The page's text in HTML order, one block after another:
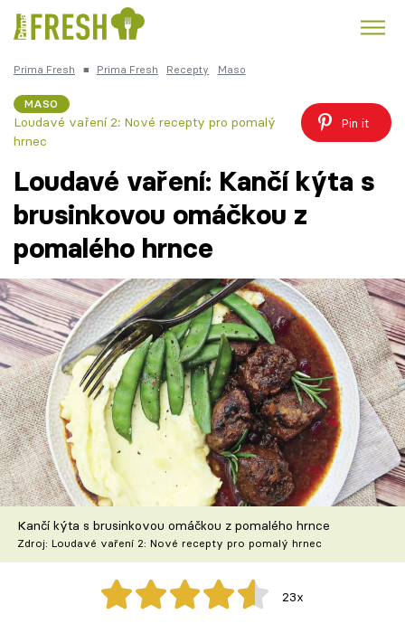
Česká kuchyně Čokoláda
Témata
Recepty
Články
TV Program
Škola vaření
Recepty z TV
Speciál: Cuketa
Těhotnej kuchař
Sledujte prima+
Prima Fresh ■ Prima Fresh Recepty Maso
MASO
Loudavé vaření 2: Nové recepty pro pomalý
hrnec
Pin it
Loudavé vaření: Kančí kýta s
brusinkovou omáčkou z
pomalého hrnce
Kančí kýta s brusinkovou omáčkou z pomalého hrnce
Zdroj: Loudavé vaření 2: Nové recepty pro pomalý hrnec
23x